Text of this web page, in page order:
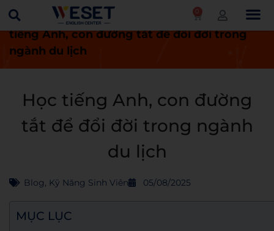
0
Trang chủ Kỹ năng sinh viên
Học
tiếng Anh, con đường tắt để đổi đời trong
ngành du lịch
Học tiếng Anh, con đường
tắt để đổi đời trong ngành
du lịch
Blog, Kỹ Năng Sinh Viên 05/08/2025
MỤC LỤC